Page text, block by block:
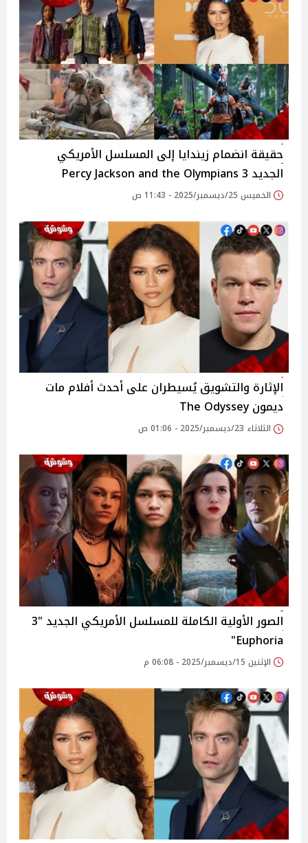
حقيقة انضمام زيندايا إلى المسلسل الأمريكي
الجديد 3 Percy Jackson and the Olympians
الخميس 25/ديسمبر/2025 - 11:43 ص
الإثارة والتشويق يُسيطران على أحدث أفلام مات
ديمون The Odyssey
الثلاثاء 23/ديسمبر/2025 - 01:06 ص
الصور الأولية الكاملة للمسلسل الأمريكي الجديد "3
Euphoria"
الإثنين 15/ديسمبر/2025 - 06:08 م